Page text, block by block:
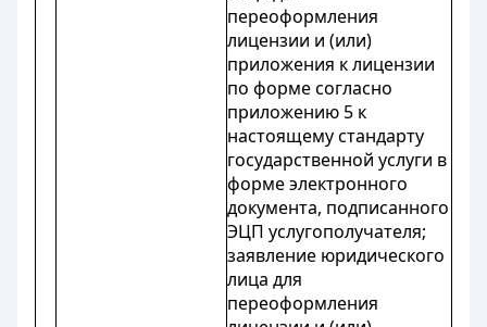
переоформления
лицензии и (или)
приложения к лицензии
по форме согласно
приложению 5 к
настоящему стандарту
государственной услуги в
форме электронного
документа, подписанного
ЭЦП услугополучателя;
заявление юридического
лица для
переоформления